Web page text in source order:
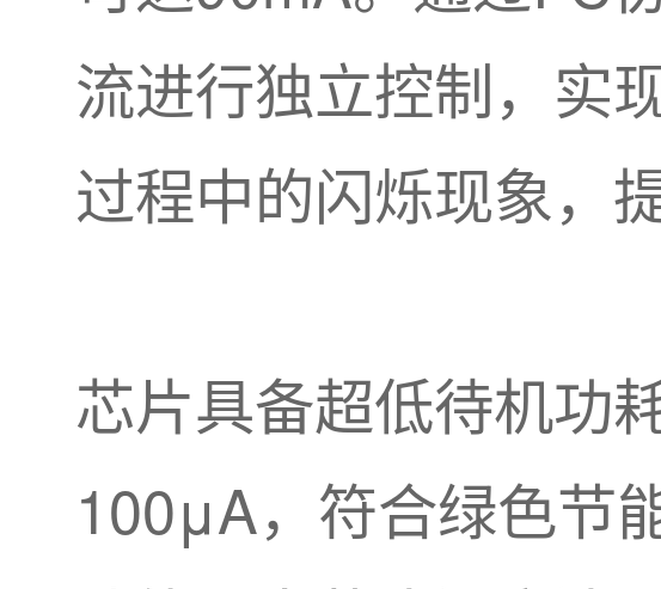
流进行独立控制，实
过程中的闪烁现象，
芯片具备超低待机功
100μA，符合绿色节